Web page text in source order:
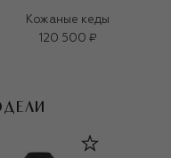
Кожаные кеды
120 500 ₽